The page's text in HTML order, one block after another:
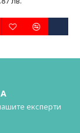
експерти